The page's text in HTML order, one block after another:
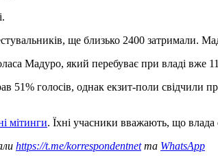
ще близько 2400 затримали.
Мадуро, який перебуває при владі вже
51% голосів, однак екзит-поли свідчили
мітинги. Їхні учасники вважають, що влада
https://t.me/korrespondentnetта WhatsApp